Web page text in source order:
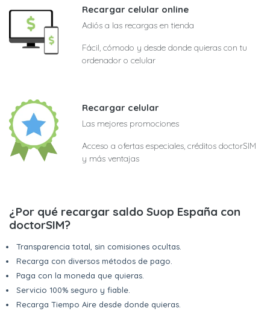
Recargar celular online
Adiós a las recargas en tienda
Fácil, cómodo y desde donde quieras con tu
ordenador o celular
Recargar celular
Las mejores promociones
Acceso a ofertas especiales, créditos doctorSIM
y más ventajas
¿Por qué recargar saldo Suop España con
doctorSIM?
Transparencia total, sin comisiones ocultas.
Recarga con diversos métodos de pago.
Paga con la moneda que quieras.
Servicio 100% seguro y fiable.
Recarga Tiempo Aire desde donde quieras.